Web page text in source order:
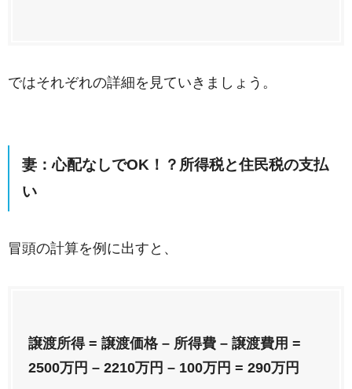
ではそれぞれの詳細を見ていきましょう。
妻：心配なしでOK！？所得税と住民税の支払
い
冒頭の計算を例に出すと、
譲渡所得 = 譲渡価格 – 所得費 – 譲渡費用 =
2500万円 – 2210万円 – 100万円 = 290万円